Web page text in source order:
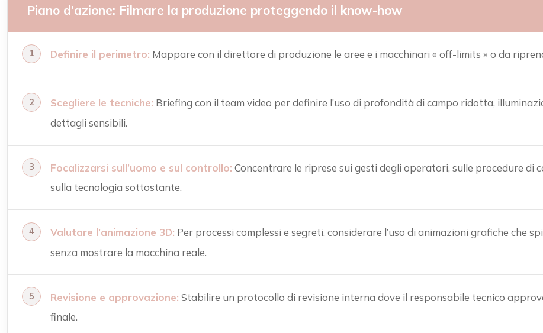
Piano d’azione: Filmare la produzione proteggendo il know-how
Definire il perimetro: Mappare con il direttore di produzione le aree e i macchinari « off-limits » o da
Scegliere le tecniche: Briefing con il team video per definire l’uso di profondità di campo ridotta,
dettagli sensibili.
Focalizzarsi sull’uomo e sul controllo: Concentrare le riprese sui gesti degli operatori, sulle procedure di
sulla tecnologia sottostante.
Valutare l’animazione 3D: Per processi complessi e segreti, considerare l’uso di animazioni grafiche che
senza mostrare la macchina reale.
Revisione e approvazione: Stabilire un protocollo di revisione interna dove il responsabile tecnico
finale.